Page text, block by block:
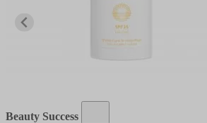
Beauty Success